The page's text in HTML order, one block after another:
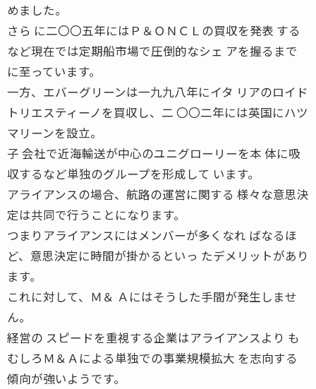
めました。
さら に二〇〇五年にはＰ＆ＯＮＣＬの買収を発表 する
など現在では定期船市場で圧倒的なシェ アを握るまで
に至っています。
一方、エバーグリーンは一九九八年にイタ リアのロイド
トリエスティーノを買収し、二 〇〇二年には英国にハツ
マリーンを設立。
子 会社で近海輸送が中心のユニグローリーを本 体に吸
収するなど単独のグループを形成して います。
アライアンスの場合、航路の運営に関する 様々な意思決
定は共同で行うことになります。
つまりアライアンスにはメンバーが多くなれ ばなるほ
ど、意思決定に時間が掛かるといっ たデメリットがあり
ます。
これに対して、Ｍ＆ Ａにはそうした手間が発生しませ
ん。
経営の スピードを重視する企業はアライアンスより も
むしろＭ＆Ａによる単独での事業規模拡大 を志向する
傾向が強いようです。